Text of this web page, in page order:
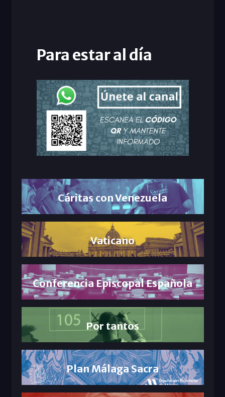
Para estar al día
Cáritas con Venezuela
Vaticano
Conferencia Episcopal Española
Por tantos
Plan Málaga Sacra